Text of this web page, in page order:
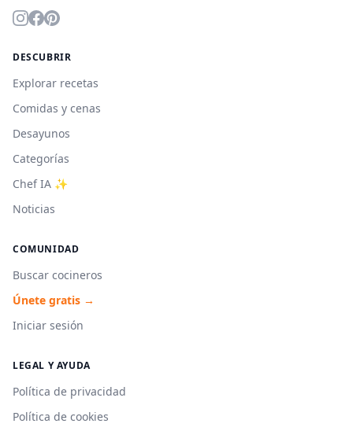
DESCUBRIR
Explorar recetas
Comidas y cenas
Desayunos
Categorías
Chef IA ✨
Noticias
COMUNIDAD
Buscar cocineros
Únete gratis →
Iniciar sesión
LEGAL Y AYUDA
Política de privacidad
Política de cookies